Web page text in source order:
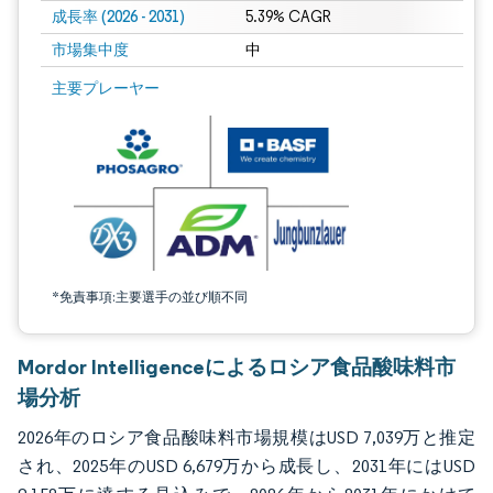
成長率 (2026 - 2031) 5.39% CAGR
市場集中度 中
主要プレーヤー
*免責事項:主要選手の並び順不同
画像 © Mordor Intelligence。再利用にはCC BY 4.0の表示が必要です。
Mordor Intelligenceによるロシア食品酸味料市
場分析
2026年のロシア食品酸味料市場規模はUSD 7,039万と推定
され、2025年のUSD 6,679万から成長し、2031年にはUSD